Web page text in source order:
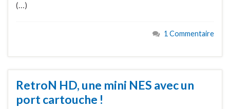
(…)
1 Commentaire
RetroN HD, une mini NES avec un
port cartouche !